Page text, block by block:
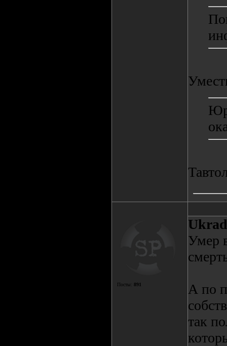
Посты: 891
Умер
А по
так